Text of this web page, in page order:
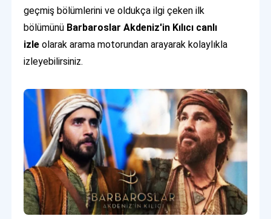
geçmiş bölümlerini ve oldukça ilgi çeken ilk
bölümünü Barbaroslar Akdeniz'in Kılıcı canlı
izleolarak arama motorundan arayarak kolaylıkla
izleyebilirsiniz.